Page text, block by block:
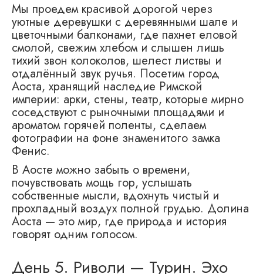
Мы проедем красивой дорогой через
уютные деревушки с деревянными шале и
цветочными балконами, где пахнет еловой
смолой, свежим хлебом и слышен лишь
тихий звон колоколов, шелест листвы и
отдалённый звук ручья. Посетим город
Аоста, хранящий наследие Римской
империи: арки, стены, театр, которые мирно
соседствуют с рыночными площадями и
ароматом горячей поленты, сделаем
фотографии на фоне знаменитого замка
Фенис.
В Аосте можно забыть о времени,
почувствовать мощь гор, услышать
собственные мысли, вдохнуть чистый и
прохладный воздух полной грудью. Долина
Аоста — это мир, где природа и история
говорят одним голосом.
День 5. Риволи — Турин. Эхо